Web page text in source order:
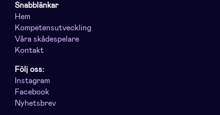
Snabblänkar
Hem
Kompetensutveckling
Våra skådespelare
Kontakt
Följ oss:
Instagram
Facebook
Nyhetsbrev